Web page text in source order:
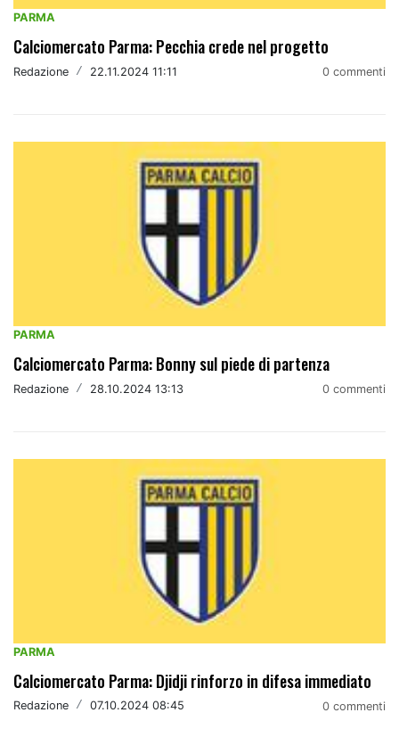
PARMA
Calciomercato Parma: Pecchia crede nel progetto
Redazione / 22.11.2024 11:11 0 commenti
PARMA
Calciomercato Parma: Bonny sul piede di partenza
Redazione / 28.10.2024 13:13 0 commenti
PARMA
Calciomercato Parma: Djidji rinforzo in difesa immediato
Redazione / 07.10.2024 08:45 0 commenti